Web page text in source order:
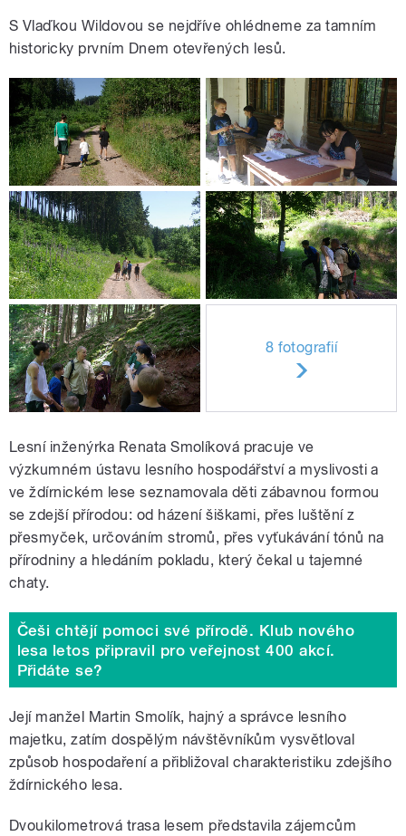
S Vlaďkou Wildovou se nejdříve ohlédneme za tamním
historicky prvním Dnem otevřených lesů.
8 fotografií
Lesní inženýrka Renata Smolíková pracuje ve
výzkumném ústavu lesního hospodářství a myslivosti a
ve ždírnickém lese seznamovala děti zábavnou formou
se zdejší přírodou: od házení šiškami, přes luštění z
přesmyček, určováním stromů, přes vyťukávání tónů na
přírodniny a hledáním pokladu, který čekal u tajemné
chaty.
Češi chtějí pomoci své přírodě. Klub nového
lesa letos připravil pro veřejnost 400 akcí.
Přidáte se?
Její manžel Martin Smolík, hajný a správce lesního
majetku, zatím dospělým návštěvníkům vysvětloval
způsob hospodaření a přibližoval charakteristiku zdejšího
ždírnického lesa.
Dvoukilometrová trasa lesem představila zájemcům